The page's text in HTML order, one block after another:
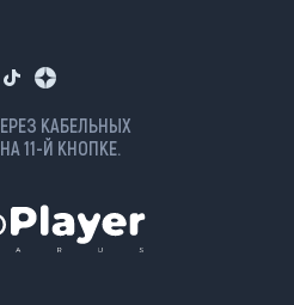
КАБЕЛЬНЫХ
11-Й КНОПКЕ.